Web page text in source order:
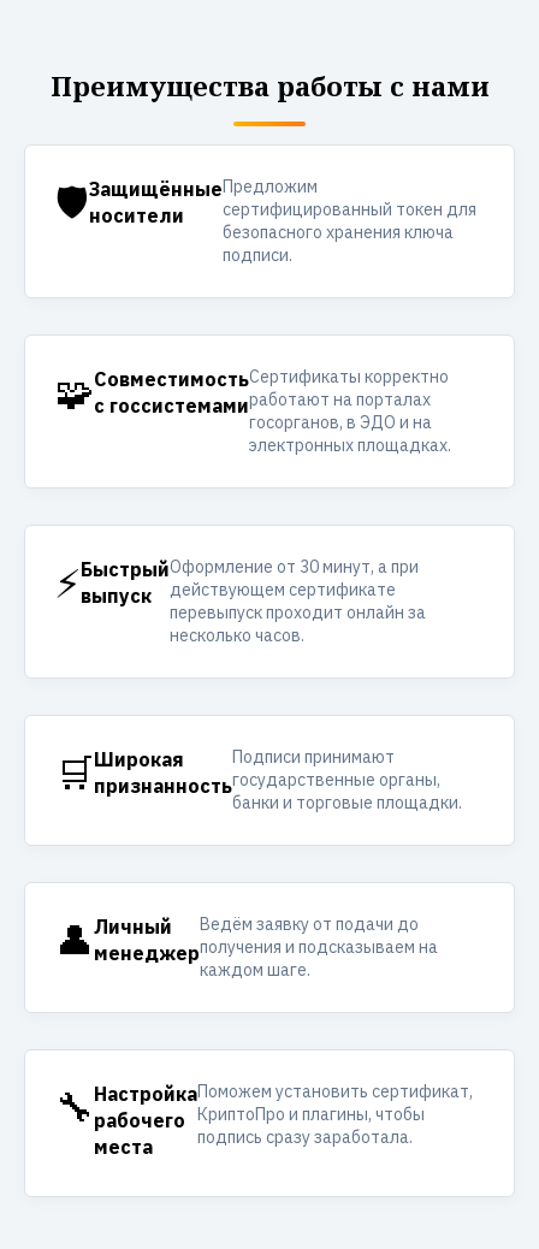
Преимущества работы с нами
🛡️Защищённые
носители
Предложим
сертифицированный токен для
безопасного хранения ключа
подписи.
🧩Совместимость
с госсистемами
Сертификаты корректно
работают на порталах
госорганов, в ЭДО и на
электронных площадках.
⚡Быстрый
выпуск
Оформление от 30 минут, а при
действующем сертификате
перевыпуск проходит онлайн за
несколько часов.
🛒Широкая
признанность
Подписи принимают
государственные органы,
банки и торговые площадки.
👤 Личный
менеджер
Ведём заявку от подачи до
получения и подсказываем на
каждом шаге.
🔧 Настройка
рабочего
места
Поможем установить сертификат,
КриптоПро и плагины, чтобы
подпись сразу заработала.